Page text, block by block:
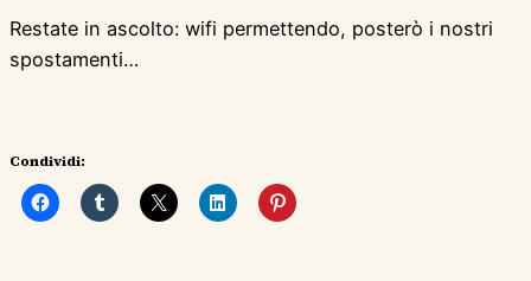
Restate in ascolto: wifi permettendo, posterò i nostri
spostamenti…
Condividi: